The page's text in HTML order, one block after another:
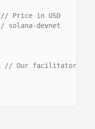
// Price in USD
solana-devnet
// Our facilitator